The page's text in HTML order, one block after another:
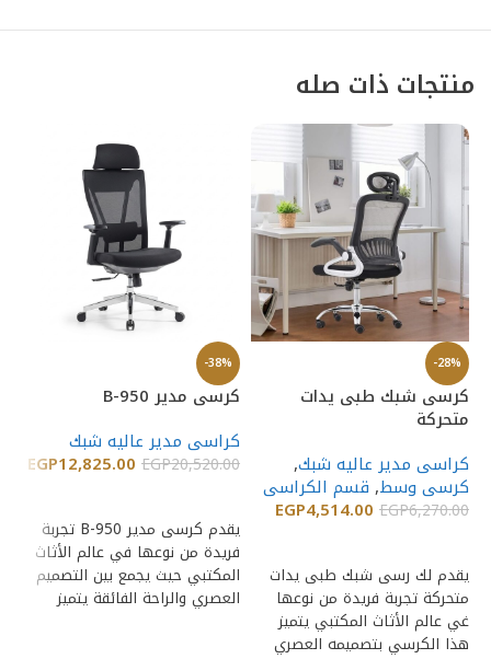
منتجات ذات صله
-28%
كرسى شبك طبى يدات
متحركة
كراسى مدير عاليه شبك,
كرسى وسط, قسم الكراسى
EGP6,270.00
EGP4,514.00
يقدم لك رسى شبك طبى يدات
متحركة تجربة فريدة من نوعها
غي عالم الأثاث المكتبي يتميز
هذا الكرسي بتصميمه العصري
-38%
كرسى مدير B-950
كراسى مدير عاليه شبك
EGP20,520.00
EGP12,825.00
يقدم كرسى مدير B-950 تجربة
فريدة من نوعها في عالم الأثاث
المكتبي حيث يجمع بين التصميم
العصري والراحة الفائقة يتميز